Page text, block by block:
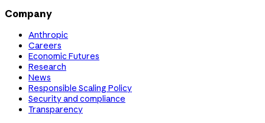
Company
Anthropic
Careers
Economic Futures
Research
News
Responsible Scaling Policy
Security and compliance
Transparency